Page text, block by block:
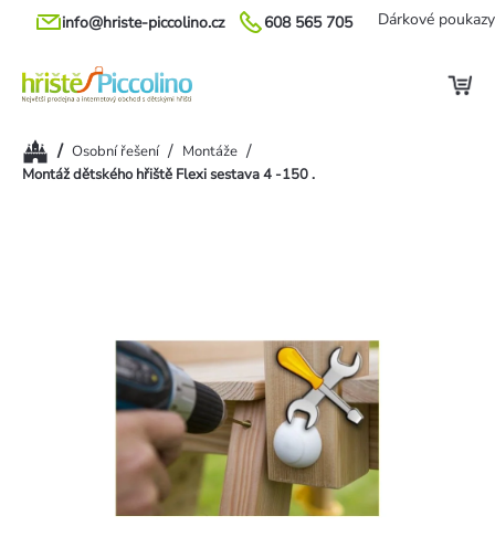
Přejít
608 565 705
info@hriste-piccolino.cz Dárkové poukazy
Domů/ Osobní řešení / Montáže /
Montáž dětského hřiště Flexi sestava 4 -150 .